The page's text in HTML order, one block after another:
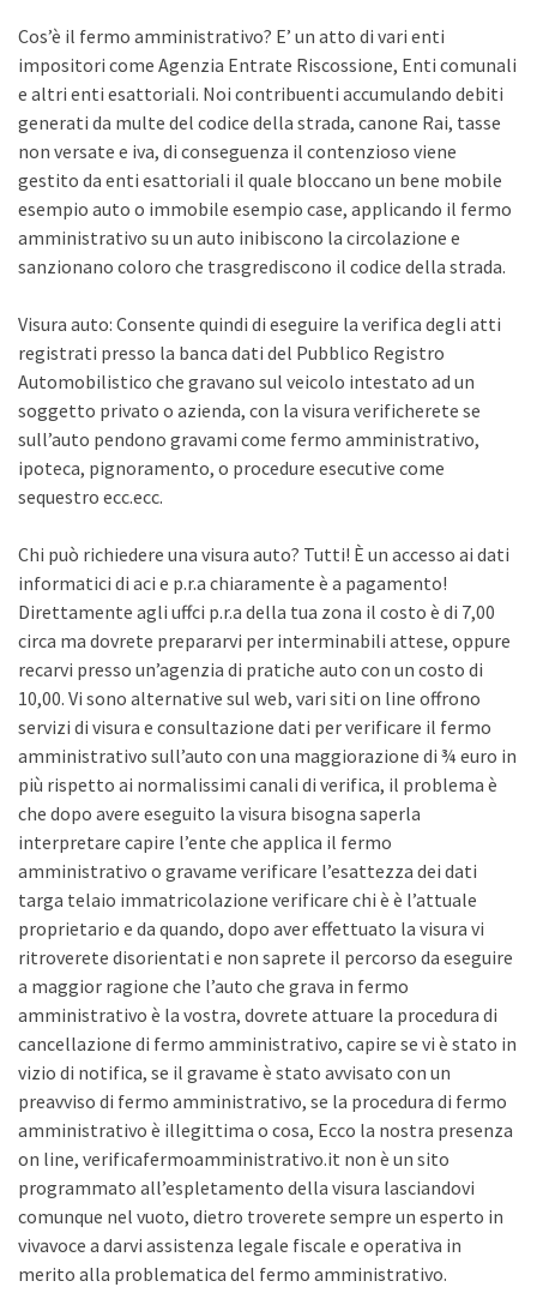
Cos’è il fermo amministrativo? E’ un atto di vari enti
impositori come Agenzia Entrate Riscossione, Enti comunali
e altri enti esattoriali. Noi contribuenti accumulando debiti
generati da multe del codice della strada, canone Rai, tasse
non versate e iva, di conseguenza il contenzioso viene
gestito da enti esattoriali il quale bloccano un bene mobile
esempio auto o immobile esempio case, applicando il fermo
amministrativo su un auto inibiscono la circolazione e
sanzionano coloro che trasgrediscono il codice della strada.
Visura auto: Consente quindi di eseguire la verifica degli atti
registrati presso la banca dati del Pubblico Registro
Automobilistico che gravano sul veicolo intestato ad un
soggetto privato o azienda, con la visura verificherete se
sull’auto pendono gravami come fermo amministrativo,
ipoteca, pignoramento, o procedure esecutive come
sequestro ecc.ecc.
Chi può richiedere una visura auto? Tutti! È un accesso ai dati
informatici di aci e p.r.a chiaramente è a pagamento!
Direttamente agli uffci p.r.a della tua zona il costo è di 7,00
circa ma dovrete prepararvi per interminabili attese, oppure
recarvi presso un’agenzia di pratiche auto con un costo di
10,00. Vi sono alternative sul web, vari siti on line offrono
servizi di visura e consultazione dati per verificare il fermo
amministrativo sull’auto con una maggiorazione di ¾ euro in
più rispetto ai normalissimi canali di verifica, il problema è
che dopo avere eseguito la visura bisogna saperla
interpretare capire l’ente che applica il fermo
amministrativo o gravame verificare l’esattezza dei dati
targa telaio immatricolazione verificare chi è è l’attuale
proprietario e da quando, dopo aver effettuato la visura vi
ritroverete disorientati e non saprete il percorso da eseguire
a maggior ragione che l’auto che grava in fermo
amministrativo è la vostra, dovrete attuare la procedura di
cancellazione di fermo amministrativo, capire se vi è stato in
vizio di notifica, se il gravame è stato avvisato con un
preavviso di fermo amministrativo, se la procedura di fermo
amministrativo è illegittima o cosa, Ecco la nostra presenza
on line, verificafermoamministrativo.it non è un sito
programmato all’espletamento della visura lasciandovi
comunque nel vuoto, dietro troverete sempre un esperto in
vivavoce a darvi assistenza legale fiscale e operativa in
merito alla problematica del fermo amministrativo.